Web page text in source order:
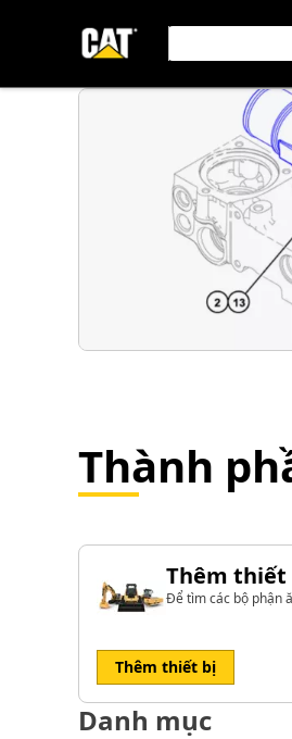
Thành
Thêm thiết
Để tìm các bộ phận
Thêm thiết bị
Danh mục